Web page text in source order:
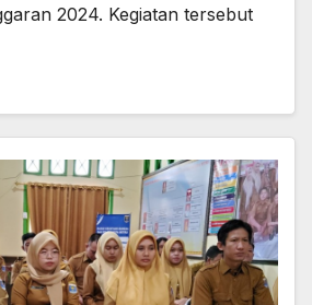
2024. Kegiatan tersebut